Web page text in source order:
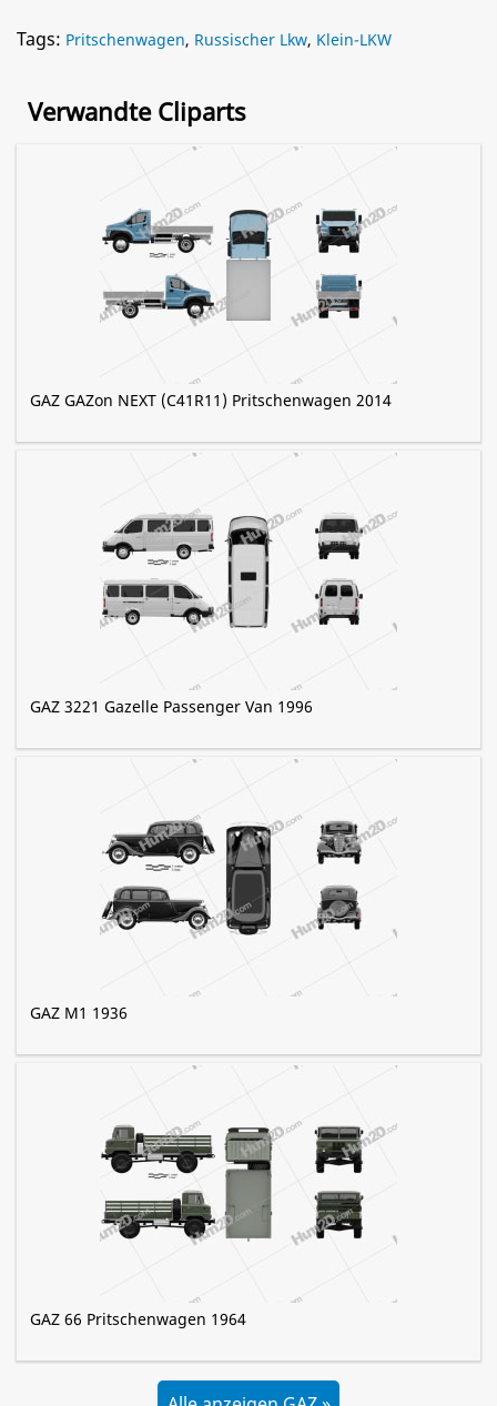
Tags: Pritschenwagen, Russischer Lkw, Klein-LKW
Verwandte Cliparts
GAZ GAZon NEXT (C41R11) Pritschenwagen 2014
GAZ 3221 Gazelle Passenger Van 1996
GAZ M1 1936
GAZ 66 Pritschenwagen 1964